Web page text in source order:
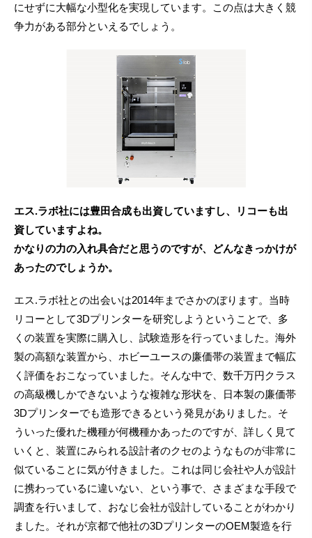
にせずに大幅な小型化を実現しています。この点は大きく競
争力がある部分といえるでしょう。
エス.ラボ社には豊田合成も出資していますし、リコーも出
資していますよね。
かなりの力の入れ具合だと思うのですが、どんなきっかけが
あったのでしょうか。
エス.ラボ社との出会いは2014年までさかのぼります。当時
リコーとして3Dプリンターを研究しようということで、多
くの装置を実際に購入し、試験造形を行っていました。海外
製の高額な装置から、ホビーユースの廉価帯の装置まで幅広
く評価をおこなっていました。そんな中で、数千万円クラス
の高級機しかできないような複雑な形状を、日本製の廉価帯
3Dプリンターでも造形できるという発見がありました。そ
ういった優れた機種が何機種かあったのですが、詳しく見て
いくと、装置にみられる設計者のクセのようなものが非常に
似ていることに気が付きました。これは同じ会社や人が設計
に携わっているに違いない、という事で、さまざまな手段で
調査を行いまして、おなじ会社が設計していることがわかり
ました。それが京都で他社の3DプリンターのOEM製造を行